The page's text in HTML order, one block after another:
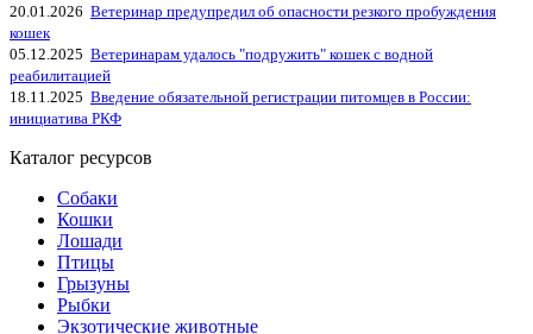
20.01.2026 Ветеринар предупредил об опасности резкого пробуждения
кошек
05.12.2025 Ветеринарам удалось "подружить" кошек с водной
реабилитацией
18.11.2025 Введение обязательной регистрации питомцев в России:
инициатива РКФ
Каталог ресурсов
Собаки
Кошки
Лошади
Птицы
Грызуны
Рыбки
Экзотические животные